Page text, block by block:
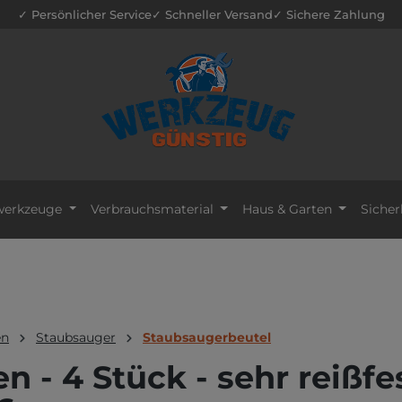
✓ Persönlicher Service✓ Schneller Versand✓ Sichere Zahlung
Verbrauchsmaterial Haus & Garten
Staubsauger Staubsaugerbeutel
- 4 Stück - sehr